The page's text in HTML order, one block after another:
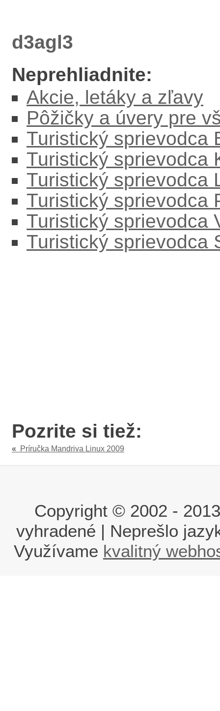
d3agl3
Neprehliadnite:
Akcie, letáky a zľavy
Pôžičky a úvery pre
Turistický sprievodca
Turistický sprievodca
Turistický sprievodca
Turistický sprievodca
Turistický sprievodca
Turistický sprievodca
Pozrite si tiež:
« Príručka Mandriva Linux 2009
Copyright © 2002 -
vyhradené | Neprešlo
Využívame kvalitný